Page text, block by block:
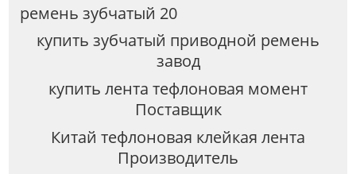
ремень зубчатый 20
купить зубчатый приводной ремень
завод
купить лента тефлоновая момент
Поставщик
Китай тефлоновая клейкая лента
Производитель